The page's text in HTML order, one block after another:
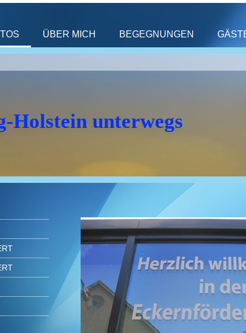
ÜBER MICH BEGEGNUNGEN
Holstein unterwegs